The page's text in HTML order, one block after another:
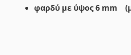
φαρδύ με ύψος 6 mm